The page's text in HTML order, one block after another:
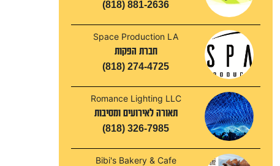
(818) 881-2636
Space Production LA
חברת הפקות
(818) 274-4725
Romance Lighting LLC
תאורה לאירועים ומסיבות
(818) 326-7985
Bibi's Bakery & Cafe